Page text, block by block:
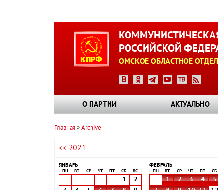
РОССИЙСКОЙ
ОМСКОЕ ОБЛАСТНОЕ
О ПАРТИИ АКТУАЛЬНО
навигации
Главная Archive
<< 2021
ЯНВАРЬ
ПН ВТ СР ЧТ СБ ВС
1
2
ФЕВРАЛЬ
ПН ВТ СР ЧТ СБ
1 2 3 4 5